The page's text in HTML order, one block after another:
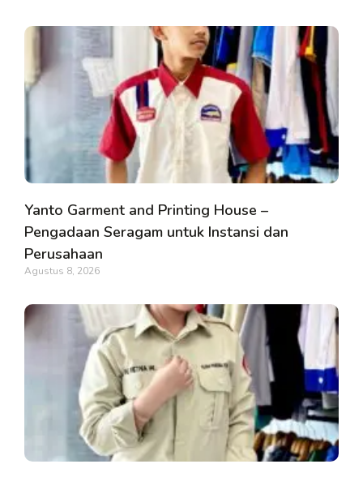
Yanto Garment and Printing House –
Pengadaan Seragam untuk Instansi dan
Perusahaan
Agustus 8, 2026